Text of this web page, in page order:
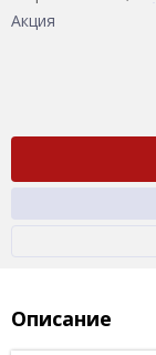
Акция
Описание